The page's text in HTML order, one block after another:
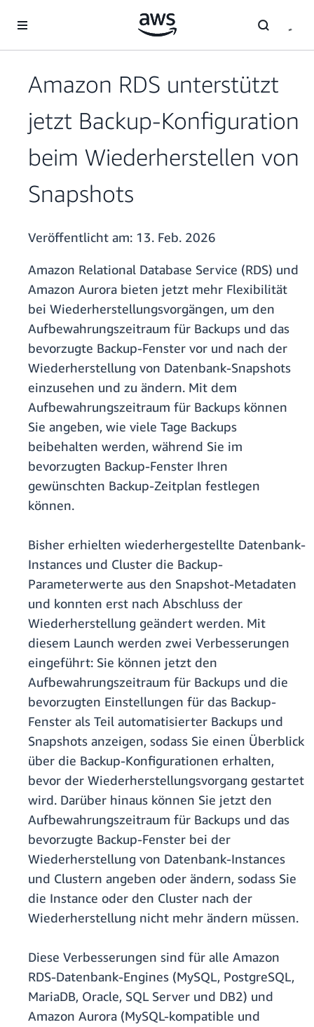
Überspringen zum Hauptinhalt
Amazon RDS unterstützt
jetzt Backup-Konfiguration
beim Wiederherstellen von
Snapshots
Veröffentlicht am: 13. Feb. 2026
Amazon Relational Database Service (RDS) und
Amazon Aurora bieten jetzt mehr Flexibilität
bei Wiederherstellungsvorgängen, um den
Aufbewahrungszeitraum für Backups und das
bevorzugte Backup-Fenster vor und nach der
Wiederherstellung von Datenbank-Snapshots
einzusehen und zu ändern. Mit dem
Aufbewahrungszeitraum für Backups können
Sie angeben, wie viele Tage Backups
beibehalten werden, während Sie im
bevorzugten Backup-Fenster Ihren
gewünschten Backup-Zeitplan festlegen
können.
Bisher erhielten wiederhergestellte Datenbank-
Instances und Cluster die Backup-
Parameterwerte aus den Snapshot-Metadaten
und konnten erst nach Abschluss der
Wiederherstellung geändert werden. Mit
diesem Launch werden zwei Verbesserungen
eingeführt: Sie können jetzt den
Aufbewahrungszeitraum für Backups und die
bevorzugten Einstellungen für das Backup-
Fenster als Teil automatisierter Backups und
Snapshots anzeigen, sodass Sie einen Überblick
über die Backup-Konfigurationen erhalten,
bevor der Wiederherstellungsvorgang gestartet
wird. Darüber hinaus können Sie jetzt den
Aufbewahrungszeitraum für Backups und das
bevorzugte Backup-Fenster bei der
Wiederherstellung von Datenbank-Instances
und Clustern angeben oder ändern, sodass Sie
die Instance oder den Cluster nach der
Wiederherstellung nicht mehr ändern müssen.
Diese Verbesserungen sind für alle Amazon
RDS-Datenbank-Engines (MySQL, PostgreSQL,
MariaDB, Oracle, SQL Server und DB2) und
Amazon Aurora (MySQL-kompatible und